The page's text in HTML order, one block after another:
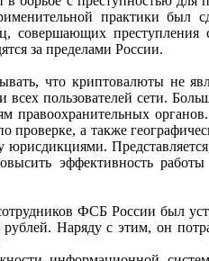
практики был
совершающих преступления
за пределами России.
что криптовалюты не
всех пользователей сети.
правоохранительных органов.
проверке, а также
юрисдикциями.
эффективность работы
ФСБ России был
Наряду с этим, он